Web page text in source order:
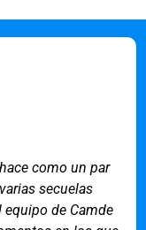
como un par
secuelas
de Camde